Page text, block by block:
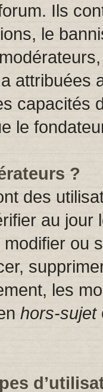
Ils
le
attribuées
capacités
le
?
des
au jour
ou
les
hors-sujet